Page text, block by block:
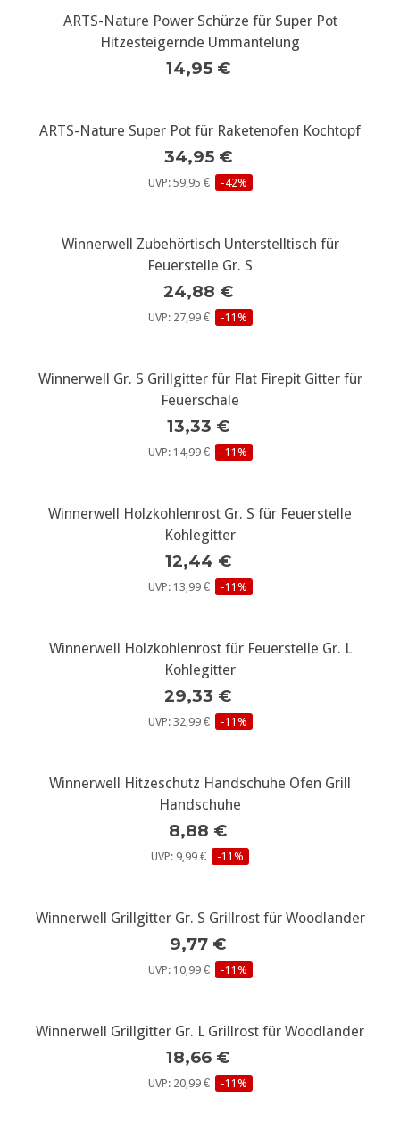
ARTS-Nature Power Schürze für Super Pot
Hitzesteigernde Ummantelung
14,95 €
ARTS-Nature Super Pot für Raketenofen Kochtopf
34,95 €
UVP: 59,95 € -42%
Winnerwell Zubehörtisch Unterstelltisch für
Feuerstelle Gr. S
24,88 €
UVP: 27,99 € -11%
Winnerwell Gr. S Grillgitter für Flat Firepit Gitter für
Feuerschale
13,33 €
UVP: 14,99 € -11%
Winnerwell Holzkohlenrost Gr. S für Feuerstelle
Kohlegitter
12,44 €
UVP: 13,99 € -11%
Winnerwell Holzkohlenrost für Feuerstelle Gr. L
Kohlegitter
29,33 €
UVP: 32,99 € -11%
Winnerwell Hitzeschutz Handschuhe Ofen Grill
Handschuhe
8,88 €
UVP: 9,99 € -11%
Winnerwell Grillgitter Gr. S Grillrost für Woodlander
9,77 €
UVP: 10,99 € -11%
Winnerwell Grillgitter Gr. L Grillrost für Woodlander
18,66 €
UVP: 20,99 € -11%